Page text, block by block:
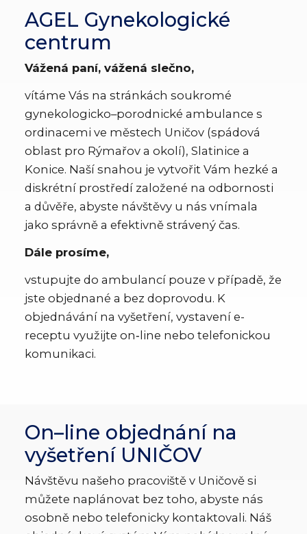
AGEL Gynekologické
centrum
Vážená paní, vážená slečno,
vítáme Vás na stránkách soukromé
gynekologicko–porodnické ambulance s
ordinacemi ve městech Uničov (spádová
oblast pro Rýmařov a okolí), Slatinice a
Konice. Naší snahou je vytvořit Vám hezké a
diskrétní prostředí založené na odbornosti
a důvěře, abyste návštěvy u nás vnímala
jako správně a efektivně strávený čas.
Dále prosíme,
vstupujte do ambulancí pouze v případě, že
jste objednané a bez doprovodu. K
objednávání na vyšetření, vystavení e-
receptu využijte on‑line nebo telefonickou
komunikaci.
On–line objednání na
vyšetření UNIČOV
Návštěvu našeho pracoviště v Uničově si
můžete naplánovat bez toho, abyste nás
osobně nebo telefonicky kontaktovali. Náš